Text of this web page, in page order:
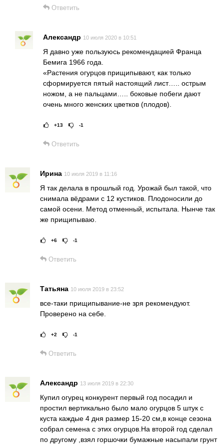
Ответить
Александр 10 июля 2020 в 10:51
Я давно уже пользуюсь рекомендацией Франца
Бемига 1966 года.
«Растения огурцов прищипывают, как только
сформируется пятый настоящий лист….. острым
ножом, а не пальцами….. боковые побеги дают
очень много женских цветков (плодов).
Рейтинг статьи:
+13 -1
Ответить
Ирина 10 июля 2019 в 11:16
Я так делала в прошлый год. Урожай был такой, что
снимала вёдрами с 12 кустиков. Плодоносили до
самой осени. Метод отменный, испытала. Нынче так
же прищипываю.
Рейтинг статьи:
+6 -1
Ответить
Татьяна 10 июля 2019 в 23:52
все-таки прищипывание-не зря рекомендуют.
Проверено на себе.
Рейтинг статьи:
+2 -1
Ответить
Александр 13 июля 2019 в 22:30
Купил огурец конкурент первый год посадил и
простил вертикально было мало огурцов 5 штук с
куста каждые 4 дня размер 15-20 см,в конце сезона
собрал семена с этих огурцов.На второй год сделал
по другому ,взял горшочки бумажные насыпали грунт